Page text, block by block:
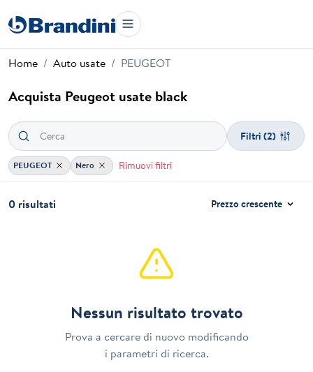
Home Auto usate PEUGEOT
Acquista Peugeot usate black
Filtri (2)
PEUGEOT Nero Rimuovi filtri
0 risultati Prezzo crescente
Nessun risultato trovato
Prova a cercare di nuovo modificando
i parametri di ricerca.